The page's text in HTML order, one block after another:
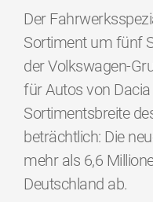
Der
Sortiment um fünf
der Volkswagen-
für Autos von
Sortimentsbreite
beträchtlich: Die
mehr als 6,6
Deutschland ab.